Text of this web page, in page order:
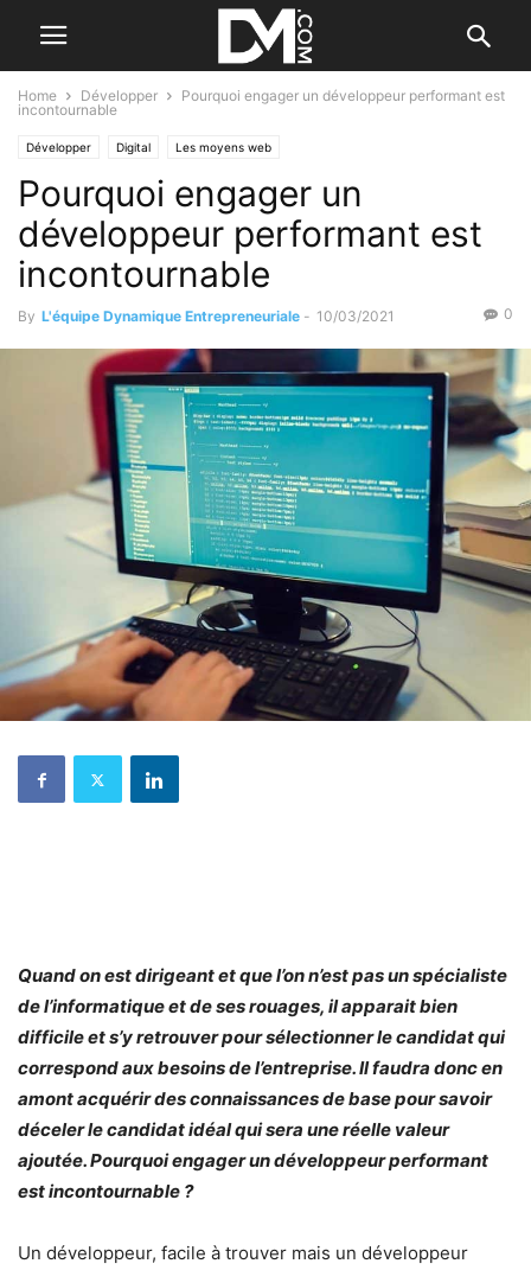
Home Développer
Pourquoi engager un développeur performant est
incontournable
Développer Digital Les moyens web
Pourquoi engager un
développeur performant est
incontournable
By L'équipe Dynamique Entrepreneuriale - 10/03/2021 0
Quand on est dirigeant et que l’on n’est pas un spécialiste
de l’informatique et de ses rouages, il apparait bien
difficile et s’y retrouver pour sélectionner le candidat qui
correspond aux besoins de l’entreprise. Il faudra donc en
amont acquérir des connaissances de base pour savoir
déceler le candidat idéal qui sera une réelle valeur
ajoutée. Pourquoi engager un développeur performant
est incontournable ?
Un développeur, facile à trouver mais un développeur